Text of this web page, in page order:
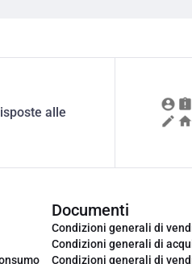
alle
Documenti
Condizioni generali di
Condizioni generali di
Condizioni generali di